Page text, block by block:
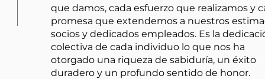
que damos, cada esfuerzo que realizamos y
promesa que extendemos a nuestros
socios y dedicados empleados. Es la
colectiva de cada individuo lo que nos ha
otorgado una riqueza de sabiduría, un éxito
duradero y un profundo sentido de honor.